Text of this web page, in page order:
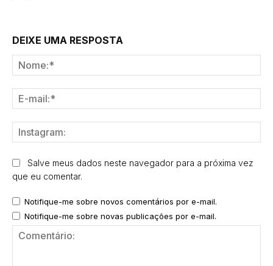
DEIXE UMA RESPOSTA
Salve meus dados neste navegador para a próxima vez
que eu comentar.
Notifique-me sobre novos comentários por e-mail.
Notifique-me sobre novas publicações por e-mail.